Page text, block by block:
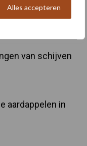
Alles accepteren
van schijven
aardappelen in